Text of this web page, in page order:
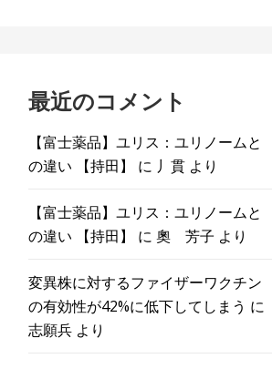
最近のコメント
【富士薬品】ユリス：ユリノームと
の違い 【持田】
に 丿貫 より
【富士薬品】ユリス：ユリノームと
の違い 【持田】
に奧 芳子 より
変異株に対するファイザーワクチン
の有効性が42%に低下してしまう に
志願兵 より